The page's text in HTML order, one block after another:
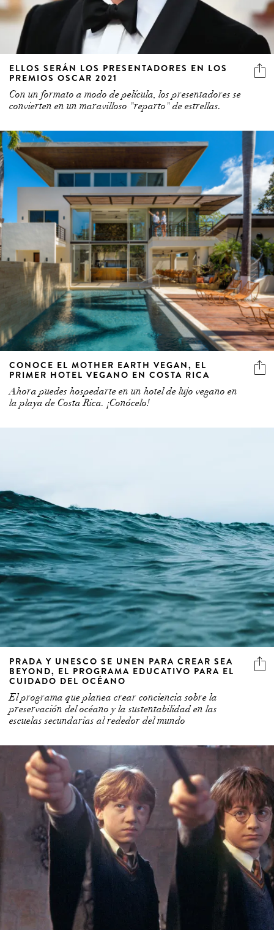
ELLOS SERÁN LOS PRESENTADORES EN LOS
PREMIOS OSCAR 2021
Con un formato a modo de película, los presentadores se
convierten en un maravilloso "reparto" de estrellas.
CONOCE EL MOTHER EARTH VEGAN, EL
PRIMER HOTEL VEGANO EN COSTA RICA
Ahora puedes hospedarte en un hotel de lujo vegano en
la playa de Costa Rica. ¡Conócelo!
PRADA Y UNESCO SE UNEN PARA CREAR SEA
BEYOND, EL PROGRAMA EDUCATIVO PARA EL
CUIDADO DEL OCÉANO
El programa que planea crear conciencia sobre la
preservación del océano y la sustentabilidad en las
escuelas secundarias al rededor del mundo